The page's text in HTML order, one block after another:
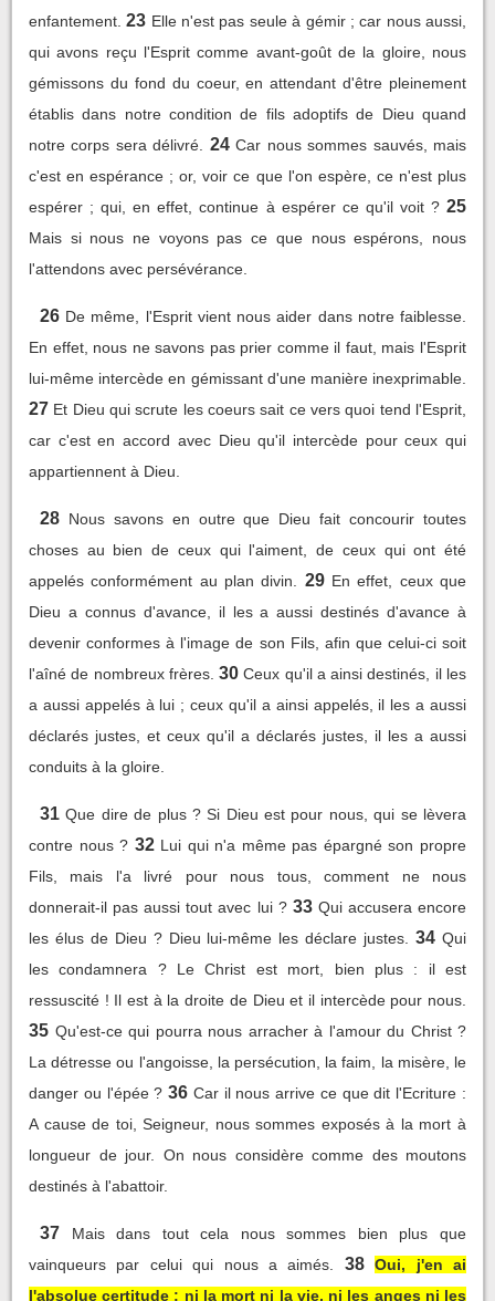
enfantement. 23 Elle n'est pas seule à gémir ; car nous aussi,
qui avons reçu l'Esprit comme avant-goût de la gloire, nous
gémissons du fond du coeur, en attendant d'être pleinement
établis dans notre condition de fils adoptifs de Dieu quand
notre corps sera délivré.
24 Car nous sommes sauvés, mais
c'est en espérance ; or, voir ce que l'on espère, ce n'est plus
espérer ; qui, en effet, continue à espérer ce qu'il voit ? 25
Mais si nous ne voyons pas ce que nous espérons, nous
l'attendons avec persévérance.
26 De même, l'Esprit vient nous aider dans notre faiblesse.
En effet, nous ne savons pas prier comme il faut, mais l'Esprit
lui-même intercède en gémissant d'une manière inexprimable.
27 Et Dieu qui scrute les coeurs sait ce vers quoi tend l'Esprit,
car c'est en accord avec Dieu qu'il intercède pour ceux qui
appartiennent à Dieu.
28 Nous savons en outre que Dieu fait concourir toutes
choses au bien de ceux qui l'aiment, de ceux qui ont été
appelés conformément au plan divin.
29 En effet, ceux que
Dieu a connus d'avance, il les a aussi destinés d'avance à
devenir conformes à l'image de son Fils, afin que celui-ci soit
l'aîné de nombreux frères. 30 Ceux qu'il a ainsi destinés, il les
a aussi appelés à lui ; ceux qu'il a ainsi appelés, il les a aussi
déclarés justes, et ceux qu'il a déclarés justes, il les a aussi
conduits à la gloire.
31 Que dire de plus ? Si Dieu est pour nous, qui se lèvera
contre nous ? 32 Lui qui n'a même pas épargné son propre
Fils, mais l'a livré pour nous tous, comment ne nous
donnerait-il pas aussi tout avec lui ? 33 Qui accusera encore
les élus de Dieu ? Dieu lui-même les déclare justes.
34 Qui
les condamnera ? Le Christ est mort, bien plus : il est
ressuscité ! Il est à la droite de Dieu et il intercède pour nous.
35 Qu'est-ce qui pourra nous arracher à l'amour du Christ ?
La détresse ou l'angoisse, la persécution, la faim, la misère, le
danger ou l'épée ? 36 Car il nous arrive ce que dit l'Ecriture :
A cause de toi, Seigneur, nous sommes exposés à la mort à
longueur de jour. On nous considère comme des moutons
destinés à l'abattoir.
37
Mais dans tout cela nous sommes bien plus que
vainqueurs par celui qui nous a aimés.
38 Oui, j'en ai
l'absolue certitude : ni la mort ni la vie, ni les anges ni les